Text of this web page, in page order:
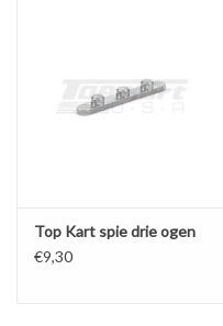
Top Kart spie drie ogen
€9,30